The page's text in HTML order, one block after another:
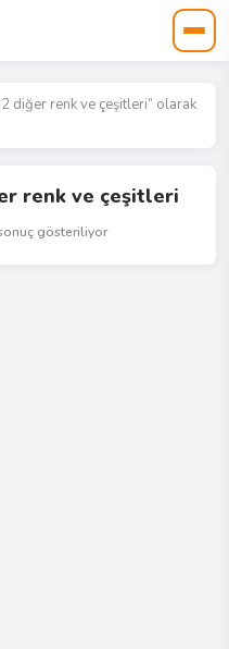
diğer renk ve çeşitleri” olarak
renk ve çeşitleri
gösteriliyor